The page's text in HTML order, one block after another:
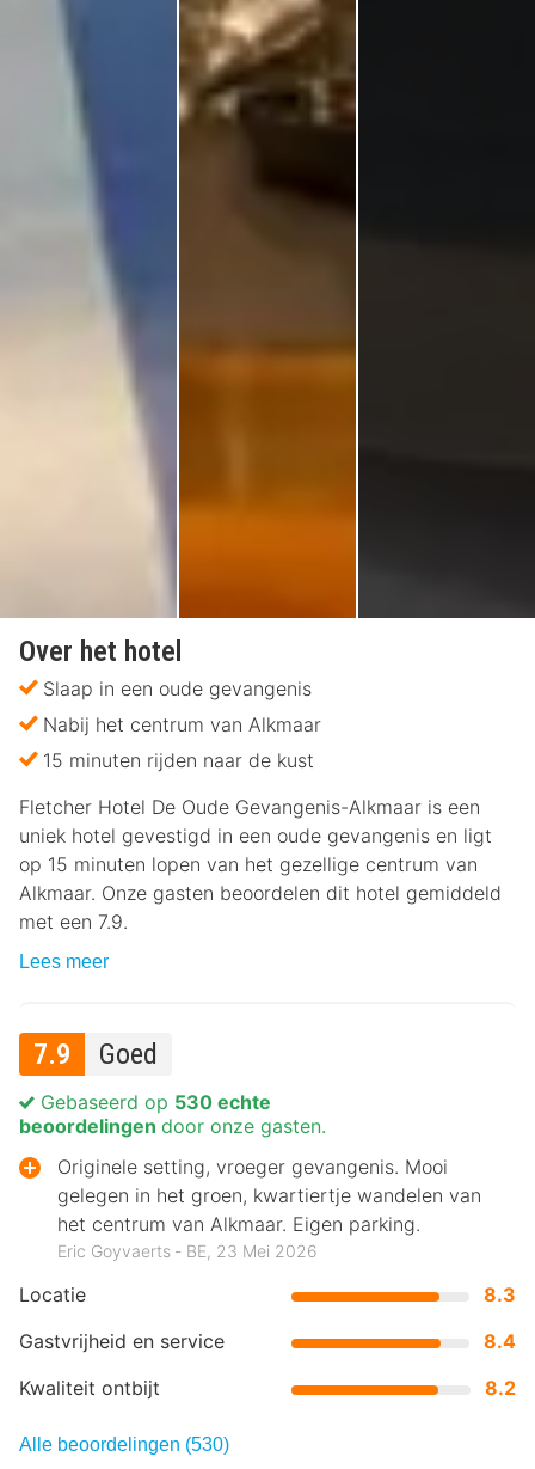
Over het hotel
Slaap in een oude gevangenis
Nabij het centrum van Alkmaar
15 minuten rijden naar de kust
Fletcher Hotel De Oude Gevangenis-Alkmaar is een
uniek hotel gevestigd in een oude gevangenis en ligt
op 15 minuten lopen van het gezellige centrum van
Alkmaar. Onze gasten beoordelen dit hotel gemiddeld
met een 7.9.
Lees meer
7.9 Goed
Locatie
8.3
Gastvrijheid en service
8.4
Kwaliteit ontbijt
8.2
Gebaseerd op 530 echte
beoordelingen door onze gasten.
Originele setting, vroeger gevangenis. Mooi
gelegen in het groen, kwartiertje wandelen van
het centrum van Alkmaar. Eigen parking.
Eric Goyvaerts ‐ BE, 23 Mei 2026
Alle beoordelingen (530)